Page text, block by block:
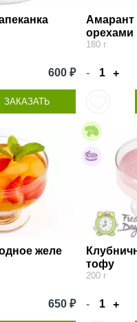
600 ₽
ЗАКАЗАТЬ
Амарант
орехами
180 г
- +
желе
650 ₽
тофу
200 г
- +